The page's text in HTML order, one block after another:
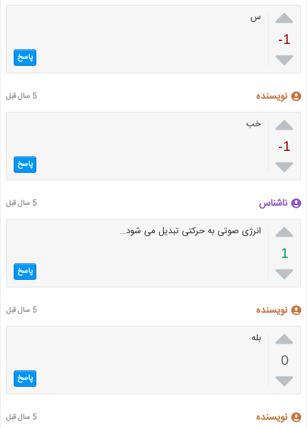

-1

س
پاسخ
نویسنده 5 سال قبل

-1

خب
پاسخ
ناشناس 5 سال قبل

1

انرژی صوتی به حرکتی تبدیل می شود…
پاسخ
نویسنده 5 سال قبل

0

بله
پاسخ
نویسنده 5 سال قبل